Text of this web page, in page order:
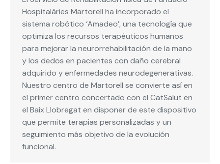
Hospitalàries Martorell ha incorporado el
sistema robótico ‘Amadeo’, una tecnología que
optimiza los recursos terapéuticos humanos
para mejorar la neurorrehabilitación de la mano
y los dedos en pacientes con daño cerebral
adquirido y enfermedades neurodegenerativas.
Nuestro centro de Martorell se convierte así en
el primer centro concertado con el CatSalut en
el Baix Llobregat en disponer de este dispositivo
que permite terapias personalizadas y un
seguimiento más objetivo de la evolución
funcional.